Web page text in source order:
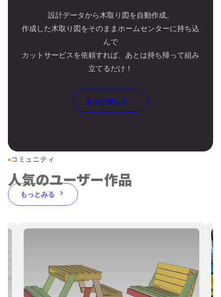
設計データから木取り図を自動作成。
作成した木取り図をそのままホームセンターに持ち込
んで
カットサービスを依頼すれば、あとは持ち帰って組み
立てるだけ！
もっと詳しく
コミュニティ
人気のユーザー作品
もっとみる